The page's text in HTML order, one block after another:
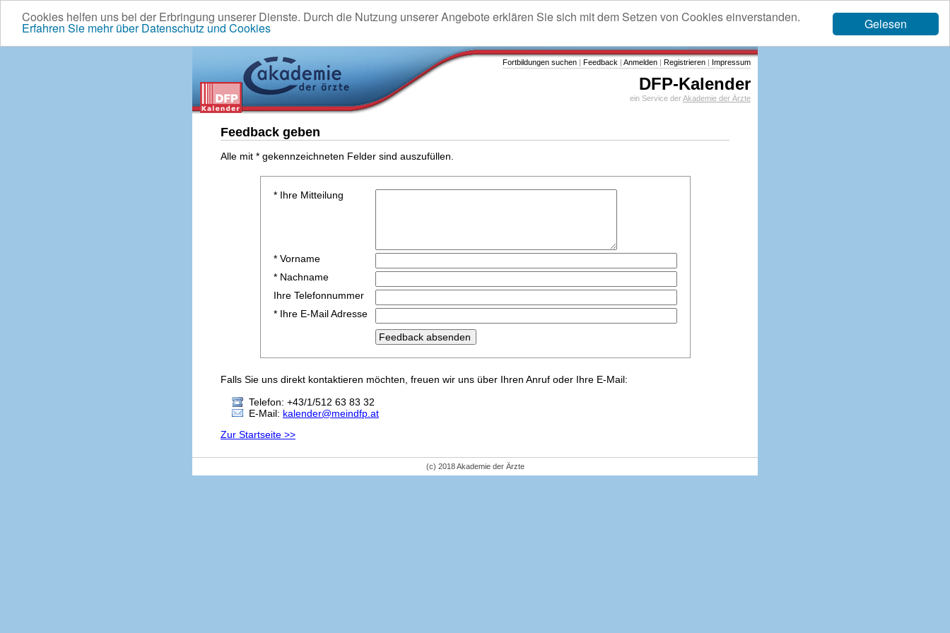
Gelesen
Cookies helfen uns bei der Erbringung unserer Dienste. Durch die Nutzung unserer Angebote erklären Sie sich mit dem Setzen von Cookies einverstanden.
Erfahren Sie mehr über Datenschutz und Cookies
Fortbildungen suchen | Feedback | Anmelden | Registrieren | Impressum
DFP-Kalender
ein Service derAkademie der Ärzte
Feedback geben
Alle mit * gekennzeichneten Felder sind auszufüllen.
* Ihre Mitteilung
* Vorname
* Nachname
Ihre Telefonnummer
* Ihre E-Mail Adresse
Falls Sie uns direkt kontaktieren möchten, freuen wir uns über Ihren Anruf oder Ihre E-Mail:
Telefon: +43/1/512 63 83 32
E-Mail: kalender@meindfp.at
Zur Startseite >>
(c) 2018 Akademie der Ärzte